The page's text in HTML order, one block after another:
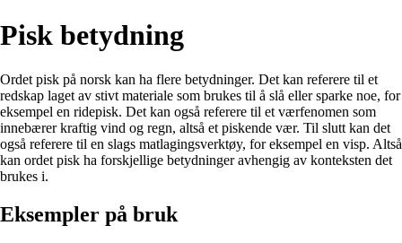
Pisk betydning
Ordet pisk på norsk kan ha flere betydninger. Det kan referere til et
redskap laget av stivt materiale som brukes til å slå eller sparke noe, for
eksempel en ridepisk. Det kan også referere til et værfenomen som
innebærer kraftig vind og regn, altså et piskende vær. Til slutt kan det
også referere til en slags matlagingsverktøy, for eksempel en visp. Altså
kan ordet pisk ha forskjellige betydninger avhengig av konteksten det
brukes i.
Eksempler på bruk